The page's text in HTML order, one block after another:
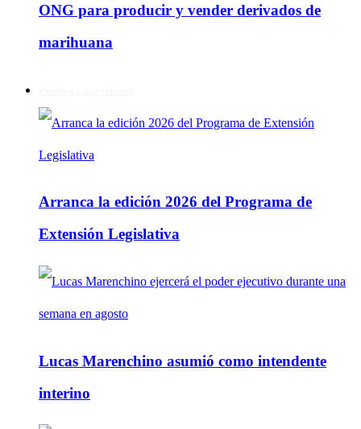
ONG para producir y vender derivados de
marihuana
Arranca la edición 2026 del Programa de
Extensión Legislativa
Lucas Marenchino asumió como intendente
interino